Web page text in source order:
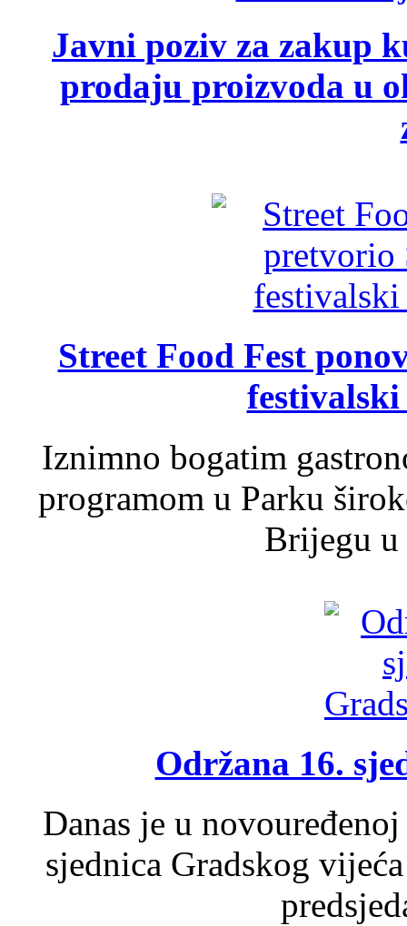
Javni poziv za zakup
prodaju proizvoda u
Street Food Fest
Iznimno bogatim
programom u Parku
Brijegu u
Održana 16.
Danas je u
sjednica Gradskog